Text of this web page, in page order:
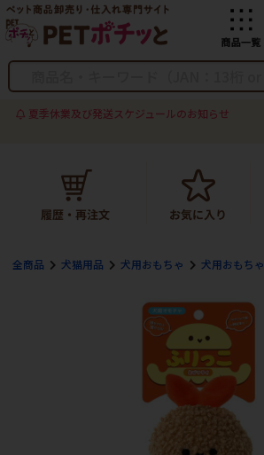
夏季休業及び発送スケジュールのお知らせ
全商品 犬猫用品 犬用おもちゃ 犬用おもちゃ